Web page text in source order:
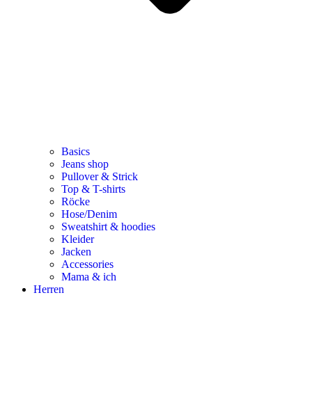
Basics
Jeans shop
Pullover & Strick
Top & T-shirts
Röcke
Hose/Denim
Sweatshirt & hoodies
Kleider
Jacken
Accessories
Mama & ich
Herren